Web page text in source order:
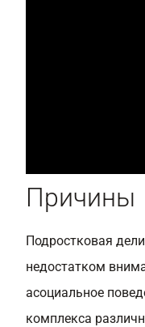
Причины
Подростковая
недостатком
асоциальное
комплекса